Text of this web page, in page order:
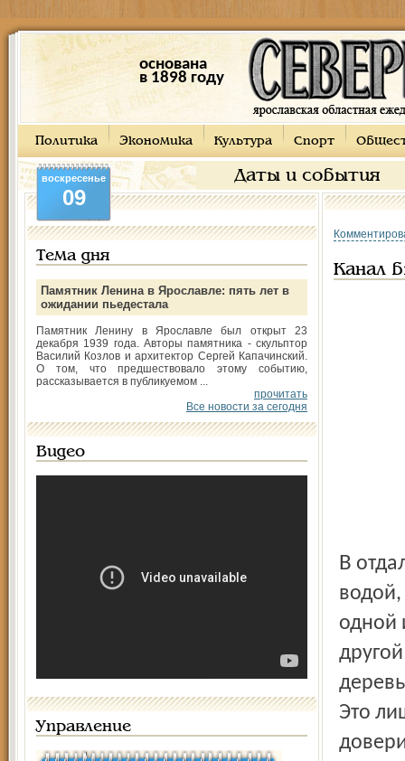
основана
в 1898 году
Политика Экономика Культура Спорт
Даты и события
воскресенье
09
Тема дня
Памятник Ленина в Ярославле: пять лет в
ожидании пьедестала
Памятник Ленину в Ярославле был открыт 23
декабря 1939 года. Авторы памятника - скульптор
Василий Козлов и архитектор Сергей Капачинский.
О том, что предшествовало этому событию,
рассказывается в публикуемом ...
прочитать
Все новости за сегодня
Видео
Управление
Канал
В отдалённой деревне возникли проблемы с питьевой
водой,
одной
Это